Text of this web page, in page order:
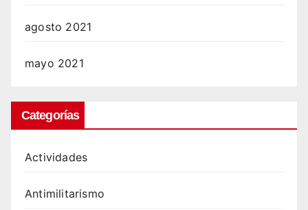
agosto 2021
mayo 2021
Categorías
Actividades
Antimilitarismo